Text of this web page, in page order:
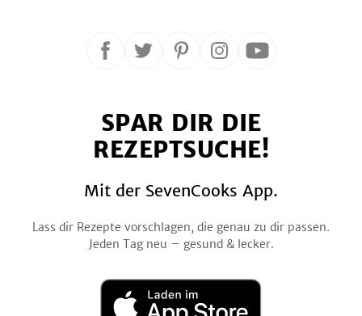
Alle zulassen
Folge
Facebook
Folge
Twitter
Folge
Pinterest
Folge
Instagram
Folge
YouTube
SPAR DIR DIE
REZEPTSUCHE!
Mit der SevenCooks App.
Lass dir Rezepte vorschlagen, die genau zu dir passen.
Jeden Tag neu – gesund & lecker.
Laden
im